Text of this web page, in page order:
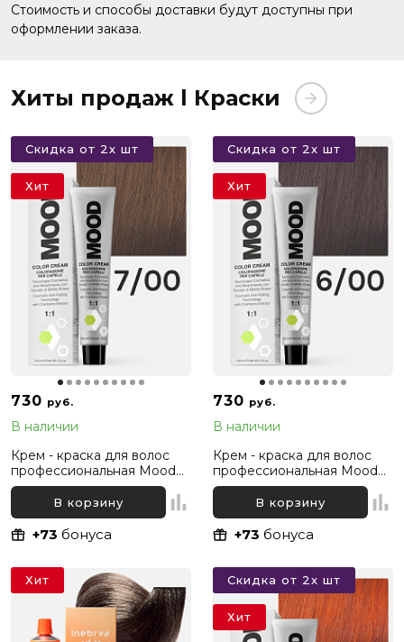
Стоимость и способы доставки будут доступны при
оформлении заказа.
Хиты продаж l Краски
730 руб.
В наличии
Крем - краска для волос
профессиональная Mood
7/00 Русый Интенсивный
натуральный, 100 мл
В корзину
+73 бонуса
Скидка от 2х шт
Хит
730 руб.
В наличии
Крем - краска для волос
профессиональная Mood
6/00 Темный русый
Интенсивный натуральный,
100 мл
В корзину
+73 бонуса
Скидка от 2х шт
Хит
Хит Скидка от 2х шт
Хит